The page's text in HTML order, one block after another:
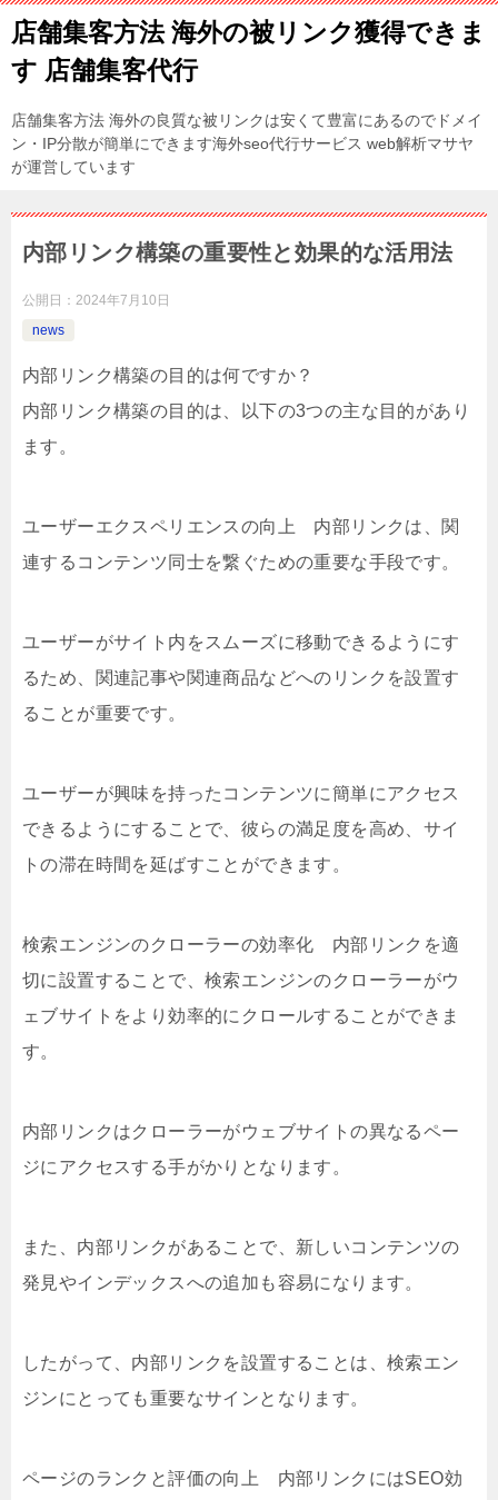
店舗集客方法 海外の被リンク獲得できま
す 店舗集客代行
店舗集客方法 海外の良質な被リンクは安くて豊富にあるのでドメイ
ン・IP分散が簡単にできます海外seo代行サービス web解析マサヤ
が運営しています
内部リンク構築の重要性と効果的な活用法
公開日： 2024年7月10日
news
内部リンク構築の目的は何ですか？
内部リンク構築の目的は、以下の3つの主な目的があり
ます。
ユーザーエクスペリエンスの向上 内部リンクは、関
連するコンテンツ同士を繋ぐための重要な手段です。
ユーザーがサイト内をスムーズに移動できるようにす
るため、関連記事や関連商品などへのリンクを設置す
ることが重要です。
ユーザーが興味を持ったコンテンツに簡単にアクセス
できるようにすることで、彼らの満足度を高め、サイ
トの滞在時間を延ばすことができます。
検索エンジンのクローラーの効率化 内部リンクを適
切に設置することで、検索エンジンのクローラーがウ
ェブサイトをより効率的にクロールすることができま
す。
内部リンクはクローラーがウェブサイトの異なるペー
ジにアクセスする手がかりとなります。
また、内部リンクがあることで、新しいコンテンツの
発見やインデックスへの追加も容易になります。
したがって、内部リンクを設置することは、検索エン
ジンにとっても重要なサインとなります。
ページのランクと評価の向上 内部リンクにはSEO効